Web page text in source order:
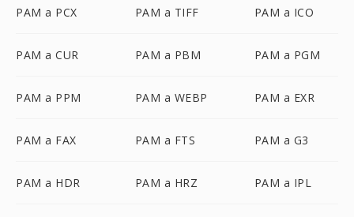
PAM a PCX PAM a TIFF PAM a ICO
PAM a CUR PAM a PBM PAM a PGM
PAM a PPM PAM a WEBP PAM a EXR
PAM a FAX PAM a FTS PAM a G3
PAM a HDR PAM a HRZ PAM a IPL